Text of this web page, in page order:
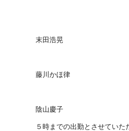
末田浩晃
藤川かほ律
陰山慶子
５時までの出勤とさせていた